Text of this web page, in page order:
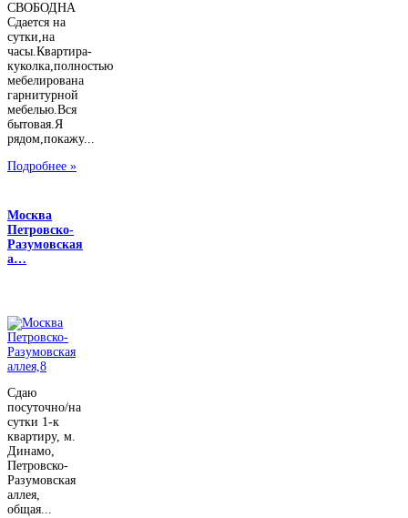
СВОБОДНА
Сдается на
сутки,на
часы.Квартира-
куколка,полностью
мебелирована
гарнитурной
мебелью.Вся
бытовая.Я
рядом,покажу...
Подробнее »
Москва
Петровско-
Разумовская
а…
Сдаю
посуточно/на
сутки 1-к
квартиру, м.
Динамо,
Петровско-
Разумовская
аллея,
общая...